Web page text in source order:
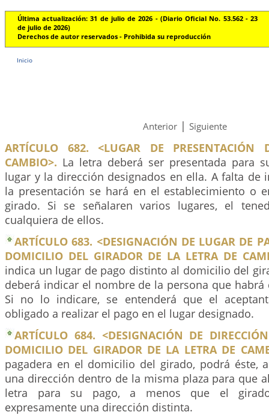
Última actualización: 31 de julio de 2026 - (Diario Oficial No. 53.562 - 23
de julio de 2026)
Derechos de autor reservados - Prohibida su reproducción
Inicio
Anterior | Siguiente
ARTÍCULO 682. <LUGAR DE PRESENTACIÓN
CAMBIO>. La letra deberá ser presentada para
lugar y la dirección designados en ella. A falta de
la presentación se hará en el establecimiento o
girado. Si se señalaren varios lugares, el
cualquiera de ellos.
ARTÍCULO 683. <DESIGNACIÓN DE LUGAR DE
DOMICILIO DEL GIRADOR DE LA LETRA DE
indica un lugar de pago distinto al domicilio del
deberá indicar el nombre de la persona que habrá
Si no lo indicare, se entenderá que el
obligado a realizar el pago en el lugar designado.
ARTÍCULO 684. <DESIGNACIÓN DE
DOMICILIO DEL GIRADOR DE LA LETRA DE
pagadera en el domicilio del girado, podrá éste,
una dirección dentro de la misma plaza para que
letra para su pago, a menos que el
expresamente una dirección distinta.